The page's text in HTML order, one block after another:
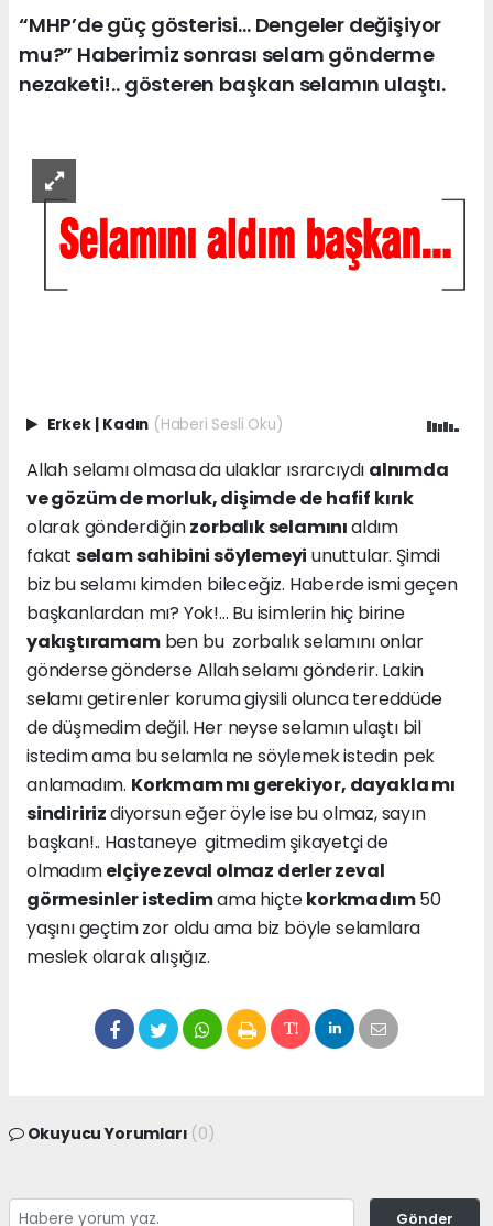
“MHP’de güç gösterisi… Dengeler değişiyor
mu?” Haberimiz sonrası selam gönderme
nezaketi!.. gösteren başkan selamın ulaştı.
Erkek Kadın (Haberi Sesli Oku)
Allah selamı olmasa da ulaklar ısrarcıydı alnımda
ve gözüm de morluk, dişimde de hafif kırık
olarak gönderdiğinzorbalık selamınıaldım
fakat selam sahibini söylemeyi unuttular. Şimdi
biz bu selamı kimden bileceğiz. Haberde ismi geçen
başkanlardan mı? Yok!... Bu isimlerin hiç birine
yakıştıramamben bu zorbalık selamını onlar
gönderse gönderse Allah selamı gönderir. Lakin
selamı getirenler koruma giysili olunca tereddüde
de düşmedim değil. Her neyse selamın ulaştı bil
istedim ama bu selamla ne söylemek istedin pek
anlamadım. Korkmam mı gerekiyor, dayakla mı
sindiririzdiyorsun eğer öyle ise bu olmaz, sayın
başkan!.. Hastaneye gitmedim şikayetçi de
olmadımelçiye zeval olmaz derler zeval
görmesinler istedimama hiçtekorkmadım50
yaşını geçtim zor oldu ama biz böyle selamlara
meslek olarak alışığız.
Okuyucu Yorumları (0)
Gönder